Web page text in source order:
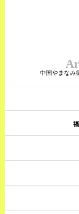
中国やまなみ